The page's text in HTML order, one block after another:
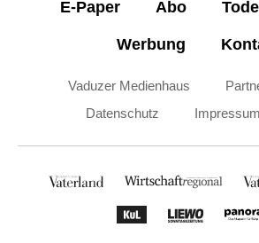
E-Paper Abo
Werbung
Vaduzer Medienhaus
Datenschutz
Impressum